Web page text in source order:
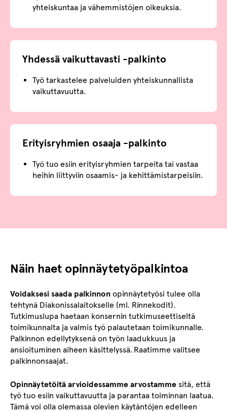
yhteiskuntaa ja vähemmistöjen oikeuksia.
Yhdessä vaikuttavasti -palkinto
Työ tarkastelee palveluiden yhteiskunnallista
vaikuttavuutta.
Erityisryhmien osaaja -palkinto
Työ tuo esiin erityisryhmien tarpeita tai vastaa
heihin liittyviin osaamis- ja kehittämistarpeisiin.
Näin haet opinnäytetyöpalkintoa
Voidaksesi saada palkinnon opinnäytetyösi tulee olla
tehtynä Diakonissalaitokselle (ml. Rinnekodit).
Tutkimuslupa haetaan konsernin tutkimuseettiseltä
toimikunnalta ja valmis työ palautetaan toimikunnalle.
Palkinnon edellytyksenä on työn laadukkuus ja
ansioituminen aiheen käsittelyssä. Raatimme valitsee
palkinnonsaajat.
Opinnäytetöitä arvioidessamme arvostamme sitä, että
työ tuo esiin vaikuttavuutta ja parantaa toiminnan laatua.
Tämä voi olla olemassa olevien käytäntöjen edelleen